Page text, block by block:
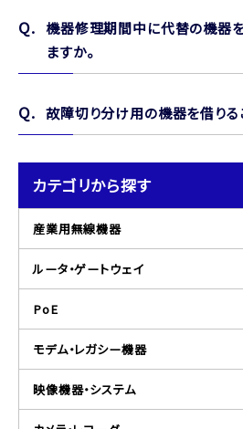
カテゴリから探す
産業用無線機器
ルータ・ゲートウェイ
PoE
モデム・レガシー機器
映像機器・システム
機器修理期間中に代替の機器
ますか。
故障切り分け用の機器を借りる